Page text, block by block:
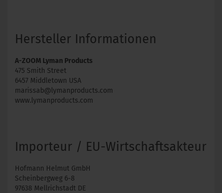
Hersteller Informationen
A-ZOOM Lyman Products
475 Smith Street
6457 Middletown USA
marissab@lymanproducts.com
www.lymanproducts.com
Importeur / EU-Wirtschaftsakteur
Hofmann Helmut GmbH
Scheinbergweg 6-8
97638 Mellrichstadt DE